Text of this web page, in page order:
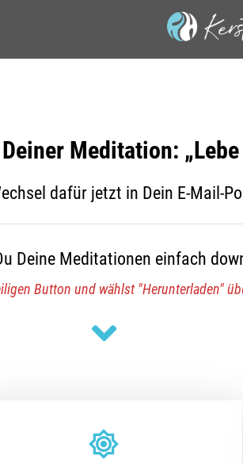
Meditation:
dafür jetzt in Dein E-Mail-
Deine Meditationen einfach
Button und wählst "Herunterladen"